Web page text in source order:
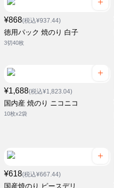
¥868(税込¥937.44)
徳用パック 焼のり 白子
3切40枚
¥1,688(税込¥1,823.04)
国内産 焼のり ニコニコ
10枚x2袋
¥618(税込¥667.44)
国産焼のり ピースデリ